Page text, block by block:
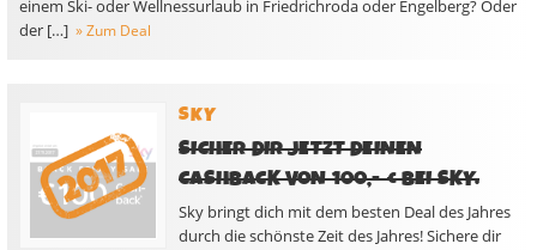
einem Ski- oder Wellnessurlaub in Friedrichroda oder Engelberg? Oder
der […] » Zum Deal
SKY
SICHER DIR JETZT DEINEN
CASHBACK VON 100,- € BEI SKY.
Sky bringt dich mit dem besten Deal des Jahres
durch die schönste Zeit des Jahres! Sichere dir